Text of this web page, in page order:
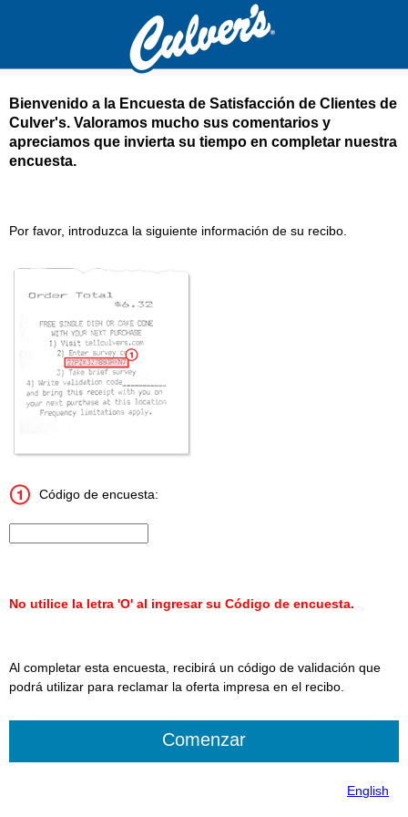
Bienvenido a la Encuesta de Satisfacción de Clientes de
Culver's. Valoramos mucho sus comentarios y
apreciamos que invierta su tiempo en completar nuestra
encuesta.
Culver's Encuesta de satisfacción del cliente
Por favor, introduzca la siguiente información de su recibo.
Código de encuesta:
No utilice la letra 'O' al ingresar su Código de encuesta.
Al completar esta encuesta, recibirá un código de validación que
podrá utilizar para reclamar la oferta impresa en el recibo.
English